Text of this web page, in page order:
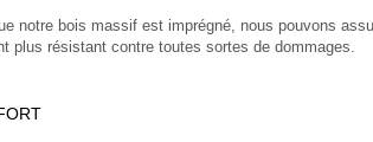
notre bois massif est imprégné, nous pouvons
plus résistant contre toutes sortes de dommages.